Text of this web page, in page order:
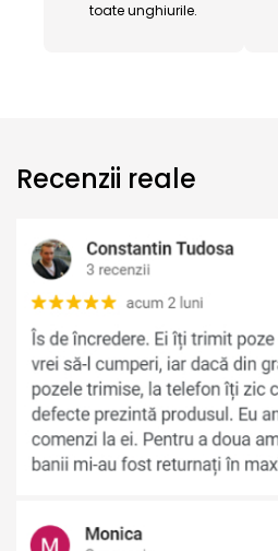
toate unghiurile.
Recenzii reale